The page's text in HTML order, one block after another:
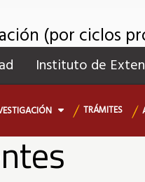
(por ciclos
Instituto de
TRÁMITES